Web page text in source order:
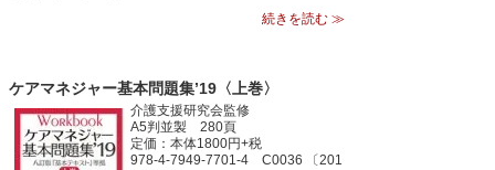
続きを読む ≫
ケアマネジャー基本問題集’19〈上巻〉
介護支援研究会監修
A5判並製 280頁
定価：本体1800円+税
978-4-7949-7701-4 C0036 〔201